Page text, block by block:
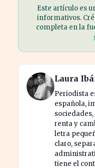
Este artículo es
informativos.
completa en la
Laura
Periodista
española,
renta y
letra
claro,
tiene el